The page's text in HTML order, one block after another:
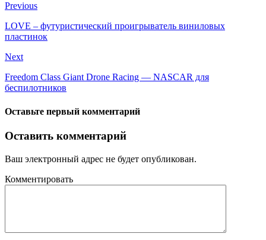
Previous
LOVE – футуристический проигрыватель виниловых
пластинок
Next
Freedom Class Giant Drone Racing — NASCAR для
беспилотников
Оставьте первый комментарий
Оставить комментарий
Ваш электронный адрес не будет опубликован.
Комментировать